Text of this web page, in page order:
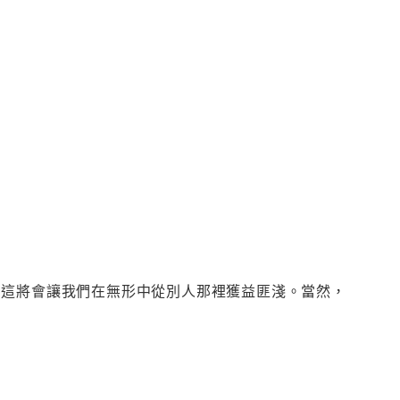
將會讓我們在無形中從別人那裡獲益匪淺。當然，